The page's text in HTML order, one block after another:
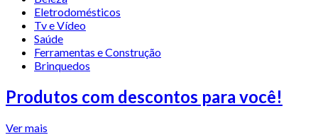
Eletrodomésticos
Tv e Vídeo
Saúde
Ferramentas e Construção
Brinquedos
Produtos com descontos para você!
Ver mais